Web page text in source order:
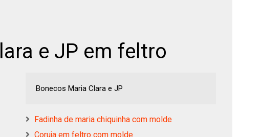
e JP em feltro
Bonecos Maria Clara e JP
Fadinha de maria chiquinha com molde
Coruja em feltro com molde